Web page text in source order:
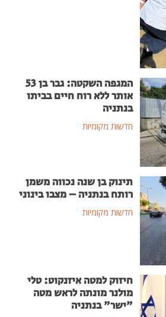
המגפה השקטה: גבר בן 53
אותר ללא רוח חיים בביתו
בנתניה
חדשות מקומיות
תינוק בן שנה נכווה משמן
רותח בנתניה – מצבו בינוני
חדשות מקומיות
חיזוק למטה איזנקוט: טלי
מולנר מונתה לראש מטה
"ישר" בנתניה